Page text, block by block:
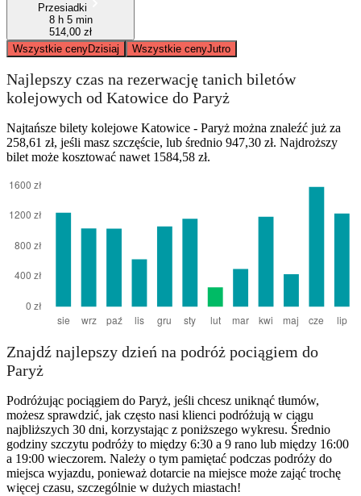
Przesiadki
8 h 5 min
514,00 zł
Wszystkie cenyDzisiaj Wszystkie cenyJutro
Najlepszy czas na rezerwację tanich biletów
kolejowych od Katowice do Paryż
Najtańsze bilety kolejowe Katowice - Paryż można znaleźć już za
258,61 zł, jeśli masz szczęście, lub średnio 947,30 zł. Najdroższy
bilet może kosztować nawet 1584,58 zł.
Znajdź najlepszy dzień na podróż pociągiem do
Paryż
Podróżując pociągiem do Paryż, jeśli chcesz uniknąć tłumów,
możesz sprawdzić, jak często nasi klienci podróżują w ciągu
najbliższych 30 dni, korzystając z poniższego wykresu. Średnio
godziny szczytu podróży to między 6:30 a 9 rano lub między 16:00
a 19:00 wieczorem. Należy o tym pamiętać podczas podróży do
miejsca wyjazdu, ponieważ dotarcie na miejsce może zająć trochę
więcej czasu, szczególnie w dużych miastach!